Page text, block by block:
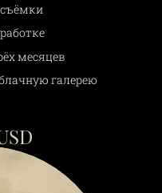
съёмки
месяцев
галерею